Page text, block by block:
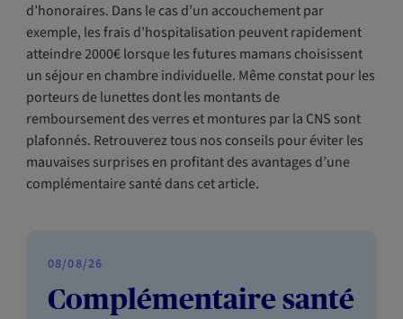
d’honoraires. Dans le cas d’un accouchement par
exemple, les frais d’hospitalisation peuvent rapidement
atteindre 2000€ lorsque les futures mamans choisissent
un séjour en chambre individuelle. Même constat pour les
porteurs de lunettes dont les montants de
remboursement des verres et montures par la CNS sont
plafonnés. Retrouverez tous nos conseils pour éviter les
mauvaises surprises en profitant des avantages d’une
complémentaire santé dans cet article.
08/08/26
Complémentaire santé